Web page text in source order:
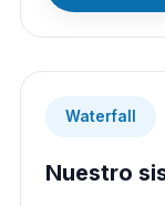
Waterfall
Nuestro